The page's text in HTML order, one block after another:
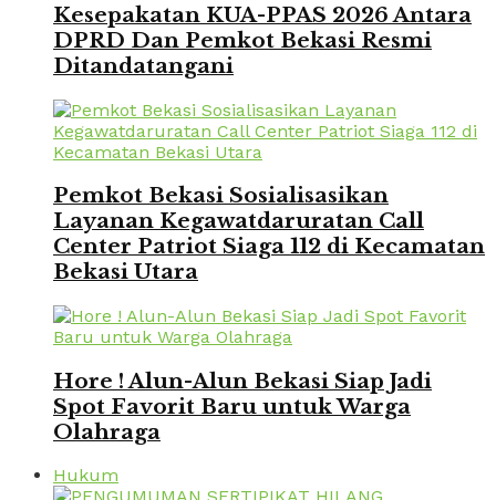
Kesepakatan KUA-PPAS 2026 Antara
DPRD Dan Pemkot Bekasi Resmi
Ditandatangani
Pemkot Bekasi Sosialisasikan
Layanan Kegawatdaruratan Call
Center Patriot Siaga 112 di Kecamatan
Bekasi Utara
Hore ! Alun-Alun Bekasi Siap Jadi
Spot Favorit Baru untuk Warga
Olahraga
Hukum